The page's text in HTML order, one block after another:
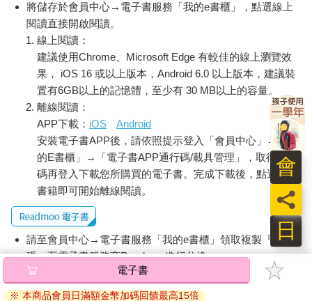
將儲存於會員中心→電子書服務「我的e書櫃」，點選線上
閱讀直接開啟閱讀。
線上閱讀：
建議使用Chrome、Microsoft Edge 有較佳的線上瀏覽效
果， iOS 16 或以上版本，Android 6.0 以上版本，建議裝
置有6GB以上的記憶體，至少有 30 MB以上的容量。
離線閱讀：
APP下載： iOS
Android
安裝電子書APP後，請依照提示登入「會員中心」→「我
的E書櫃」→「電子書APP通行碼/載具管理」，取得通行
碼再登入下載您所購買的電子書。完成下載後，點選任一
書籍即可開始離線閱讀。
請至會員中心→電子書服務「我的e書櫃」領取複製『兌換
碼』至電子書服務商Readmoo進行兌換。
退換貨須知：
因版權保護，您在金石堂所購買的電子書僅能以金石堂專屬
電子書
※ 本商品會員日滿額金幣加碼回饋最高15倍
日
員
會